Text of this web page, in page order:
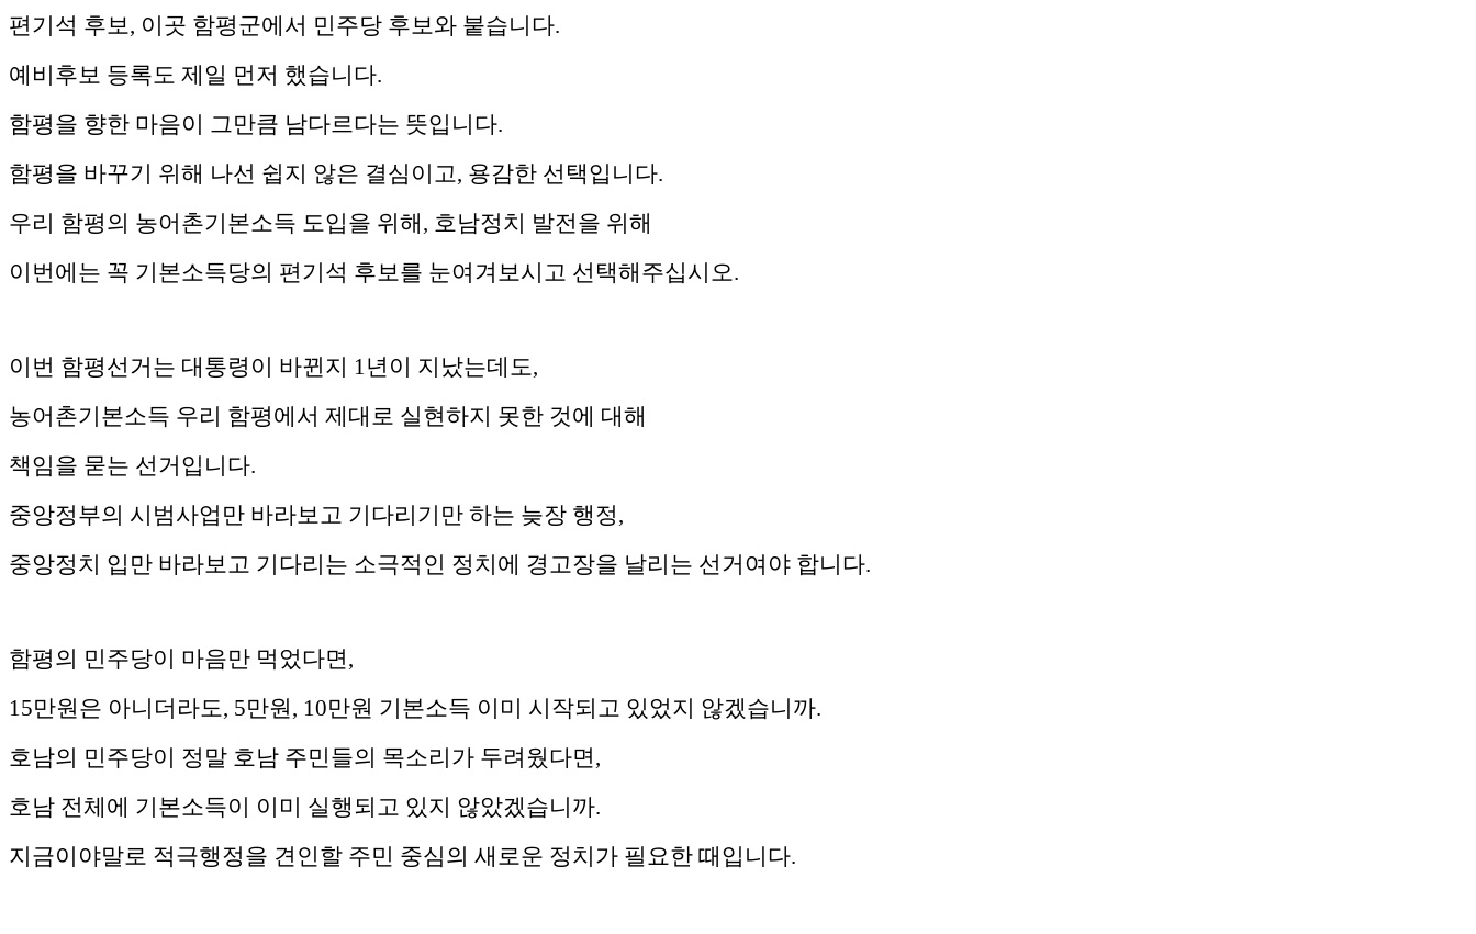
편기석 후보, 이곳 함평군에서 민주당 후보와 붙습니다.
예비후보 등록도 제일 먼저 했습니다.
함평을 향한 마음이 그만큼 남다르다는 뜻입니다.
함평을 바꾸기 위해 나선 쉽지 않은 결심이고, 용감한 선택입니다.
우리 함평의 농어촌기본소득 도입을 위해, 호남정치 발전을 위해
이번에는 꼭 기본소득당의 편기석 후보를 눈여겨보시고 선택해주십시오.
이번 함평선거는 대통령이 바뀐지 1년이 지났는데도,
농어촌기본소득 우리 함평에서 제대로 실현하지 못한 것에 대해
책임을 묻는 선거입니다.
중앙정부의 시범사업만 바라보고 기다리기만 하는 늦장 행정,
중앙정치 입만 바라보고 기다리는 소극적인 정치에 경고장을 날리는 선거여야 합니다.
함평의 민주당이 마음만 먹었다면,
15만원은 아니더라도, 5만원, 10만원 기본소득 이미 시작되고 있었지 않겠습니까.
호남의 민주당이 정말 호남 주민들의 목소리가 두려웠다면,
호남 전체에 기본소득이 이미 실행되고 있지 않았겠습니까.
지금이야말로 적극행정을 견인할 주민 중심의 새로운 정치가 필요한 때입니다.